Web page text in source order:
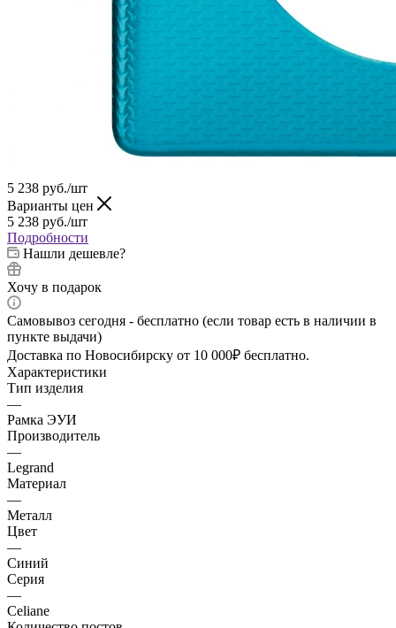
5 238 руб./шт
Варианты цен
5 238 руб./шт
Подробности
Нашли дешевле?
Хочу в подарок
Самовывоз сегодня - бесплатно (если товар есть в наличии в
пункте выдачи)
Доставка по Новосибирску от 10 000₽ бесплатно.
Характеристики
Тип изделия
—
Рамка ЭУИ
Производитель
—
Legrand
Материал
—
Металл
Цвет
—
Синий
Серия
—
Celiane